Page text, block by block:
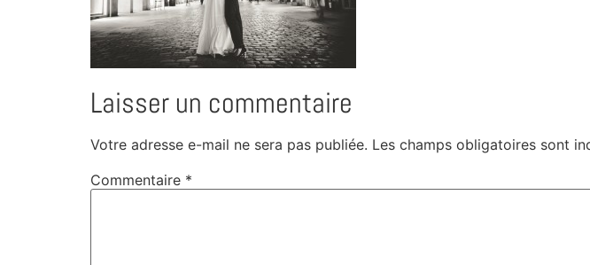
Laisser un commentaire
Votre adresse e-mail ne sera pas publiée. Les champs obligatoires sont
Commentaire *